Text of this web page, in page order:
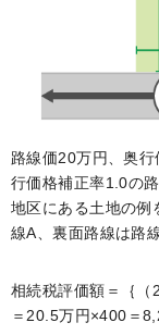
路線価20万円、奥
行価格補正率1.0の
地区にある土地の例
線A、裏面路線は路
相続税評価額＝｛
＝20.5万円×400＝